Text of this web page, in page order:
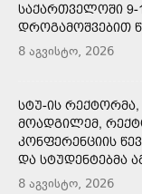
ᲡᲐᲥᲐᲠᲗᲕᲔᲚᲝᲨᲘ
ᲓᲠᲝᲒᲐᲛᲝᲨᲕᲔᲑᲘᲗ
8 აგვისტო, 2026
ᲡᲢᲣ-ᲘᲡ
ᲛᲝᲐᲓᲒᲘᲚᲔᲛ,
ᲙᲝᲜᲤᲔᲠᲔᲜᲪᲘᲘᲡ
ᲓᲐ ᲡᲢᲣᲓᲔᲜᲢᲔᲑᲛᲐ
8 აგვისტო, 2026